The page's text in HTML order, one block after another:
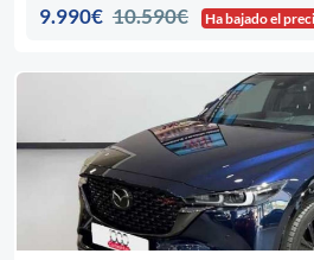
9.990€ 10.590€ Ha bajado el